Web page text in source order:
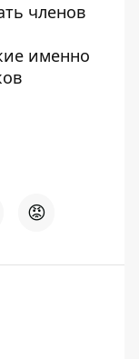
членов
именно
😡